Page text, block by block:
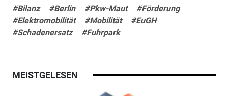
#Bilanz #Berlin #Pkw-Maut
#Förderung
#Elektromobilität
#Mobilität
#EuGH
#Schadenersatz
#Fuhrpark
MEISTGELESEN